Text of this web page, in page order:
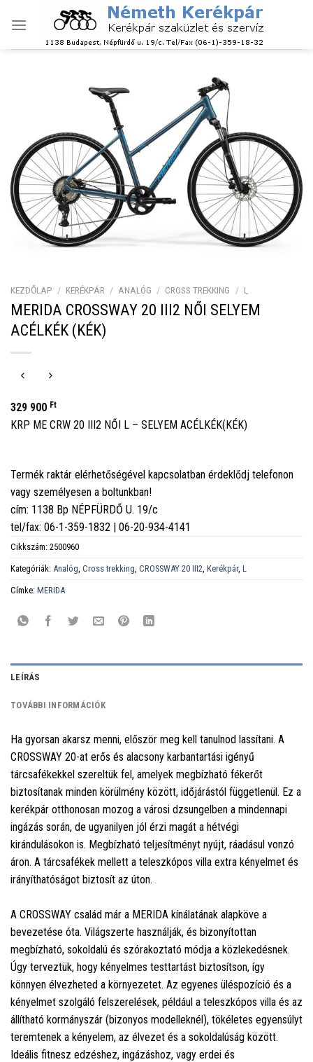
KEZDŐLAP / KERÉKPÁR / ANALÓG / CROSS TREKKING / L
MERIDA CROSSWAY 20 III2 NŐI SELYEM
ACÉLKÉK (KÉK)
329 900 Ft
KRP ME CRW 20 III2 NŐI L – SELYEM ACÉLKÉK(KÉK)
Termék raktár elérhetőségével kapcsolatban érdeklődj telefonon
vagy személyesen a boltunkban!
cím: 1138 Bp NÉPFÜRDŐ U. 19/c
tel/fax: 06-1-359-1832 | 06-20-934-4141
Cikkszám: 2500960
Kategóriák: Analóg Cross trekking CROSSWAY 20 III2 Kerékpár, L
Címke: MERIDA
LEÍRÁS
TOVÁBBI INFORMÁCIÓK
Ha gyorsan akarsz menni, először meg kell tanulnod lassítani. A
CROSSWAY 20-at erős és alacsony karbantartási igényű
tárcsafékekkel szereltük fel, amelyek megbízható fékerőt
biztosítanak minden körülmény között, időjárástól függetlenül. Ez a
kerékpár otthonosan mozog a városi dzsungelben a mindennapi
ingázás során, de ugyanilyen jól érzi magát a hétvégi
kirándulásokon is. Megbízható teljesítményt nyújt, ráadásul vonzó
áron. A tárcsafékek mellett a teleszkópos villa extra kényelmet és
irányíthatóságot biztosít az úton.
A CROSSWAY család már a MERIDA kínálatának alapköve a
bevezetése óta. Világszerte használják, és bizonyítottan
megbízható, sokoldalú és szórakoztató módja a közlekedésnek.
Úgy terveztük, hogy kényelmes testtartást biztosítson, így
könnyen élvezheted a környezetet. Az egyenes üléspozíció és a
kényelmet szolgáló felszerelések, például a teleszkópos villa és az
állítható kormányszár (bizonyos modelleknél), tökéletes egyensúlyt
teremtenek a kényelem, az élvezet és a sokoldalúság között.
Ideális fitnesz edzéshez, ingázáshoz, vagy erdei és